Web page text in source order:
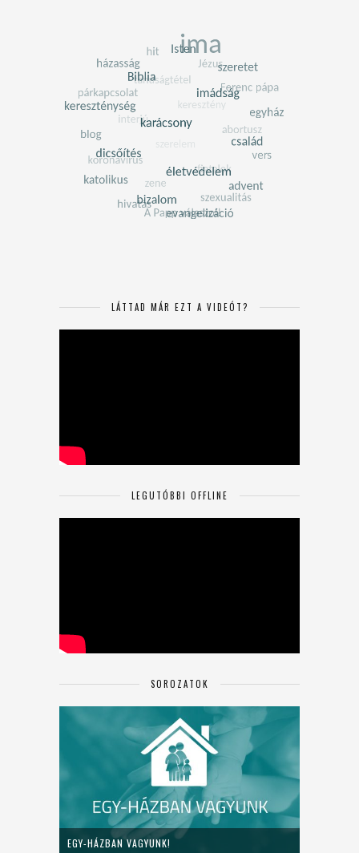
LÁTTAD MÁR EZT A VIDEÓT?
LEGUTÓBBI OFFLINE
SOROZATOK
EGY-HÁZBAN VAGYUNK!